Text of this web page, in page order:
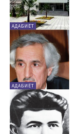
АДАБИЁТ
АДАБИЁТ